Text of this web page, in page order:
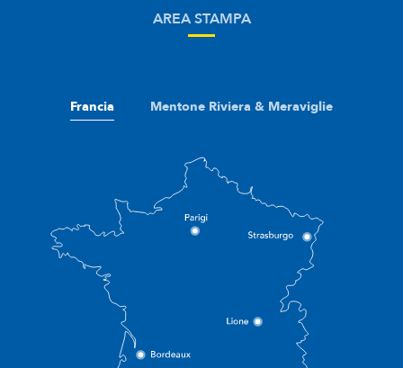
AREA STAMPA
Francia Mentone Riviera & Meraviglie